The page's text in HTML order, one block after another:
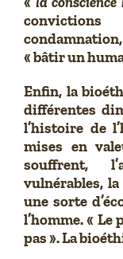
« bâtir un
Enfin, la
différentes
l’histoire de
mises en
souffrent,
vulnérables,
une sorte
l’homme. «
pas ». La